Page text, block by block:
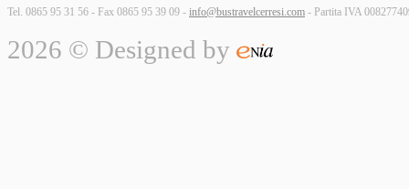
Tel. 0865 95 31 56 - Fax 0865 95 39 09 - info@bustravelcerresi.com - Partita IVA
2026 © Designed by